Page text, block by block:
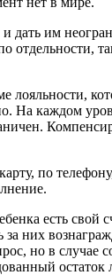
дать им
На каждом
по
есть свой
них
но в случае